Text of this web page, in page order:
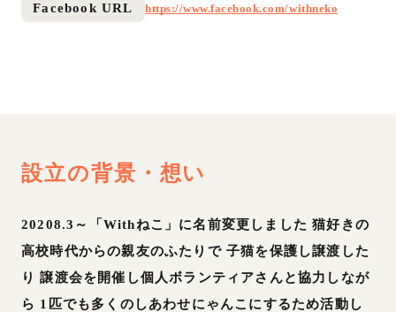
Facebook URL https://www.facebook.com/withneko
設立の背景・想い
20208.3～「Withねこ」に名前変更しました 猫好きの
高校時代からの親友のふたりで 子猫を保護し譲渡した
り 譲渡会を開催し個人ボランティアさんと協力しなが
ら 1匹でも多くのしあわせにゃんこにするため活動し